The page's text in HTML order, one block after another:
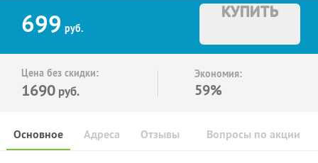
699 руб.
КУПИТЬ
Цена без скидки:
1690 руб.
Экономия:
59%
Основное Отзывы Вопросы по акции
Адреса